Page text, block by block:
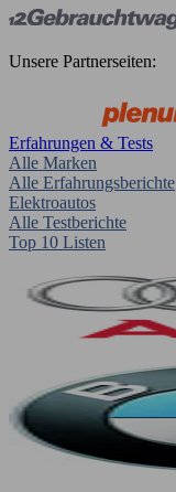
Unsere Partnerseiten:
Erfahrungen & Tests
Alle Marken
Alle Erfahrungsberichte
Elektroautos
Alle Testberichte
Top 10 Listen